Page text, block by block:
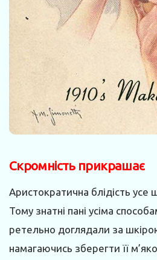
Скромність прикрашає
Аристократична блідість
Тому знатні пані усіма
ретельно доглядали за
намагаючись зберегти її